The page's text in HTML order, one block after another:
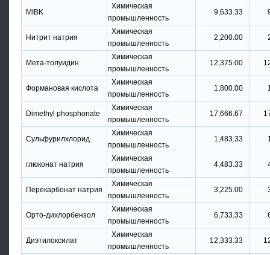
MIBK
Химическая
промышленность
9,633.33
Нитрит натрия
Химическая
промышленность
2,200.00
Мета-толуидин
Химическая
промышленность
12,375.00
Формановая кислота
Химическая
промышленность
1,800.00
Dimethyl phosphonate
Химическая
промышленность
17,666.67
Сульфурилхлорид
Химическая
промышленность
1,483.33
глюконат натрия
Химическая
промышленность
4,483.33
Перекарбонат натрия
Химическая
промышленность
3,225.00
Орто-дихлорбензол
Химическая
промышленность
6,733.33
Диэтилоксилат
Химическая
промышленность
12,333.33